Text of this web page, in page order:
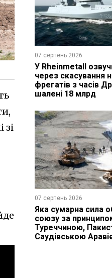
зі
07 серпень 2026
У Rheinmetall
через скасування
фрегатів з часів
шалені 18 млрд
07 серпень 2026
Яка сумарна сила
союзу за
Туреччиною,
Саудівською